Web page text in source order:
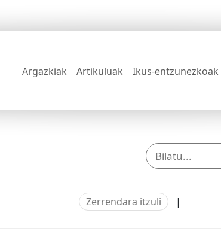
Argazkiak Artikuluak Ikus-entzunezkoak
Zerrendara itzuli |